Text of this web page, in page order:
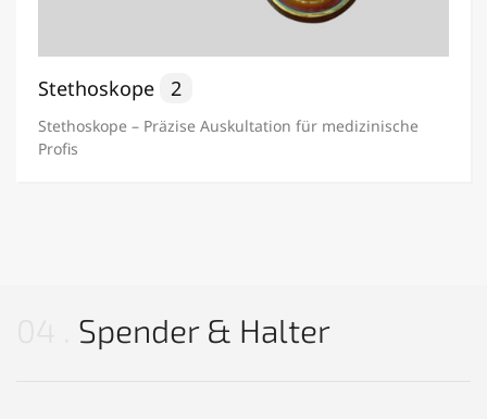
Stethoskope 2
Stethoskope – Präzise Auskultation für medizinische
Profis
Spender & Halter